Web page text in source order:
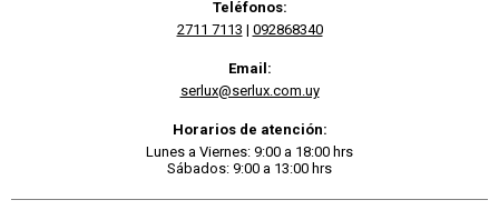
Teléfonos:
2711 7113 | 092868340
Email:
serlux@serlux.com.uy
Horarios de atención:
Lunes a Viernes: 9:00 a 18:00 hrs
Sábados: 9:00 a 13:00 hrs